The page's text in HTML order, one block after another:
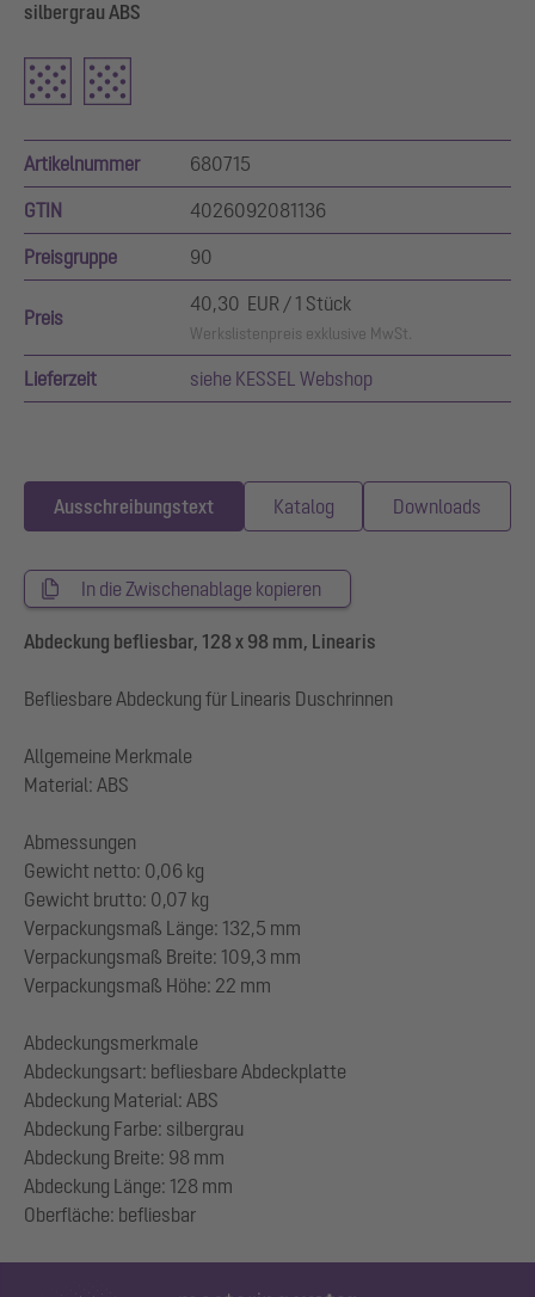
silbergrau ABS
Artikelnummer 680715
GTIN 4026092081136
Preisgruppe 90
Preis
40,30 EUR / 1 Stück
Werkslistenpreis exklusive MwSt.
Lieferzeit siehe KESSEL Webshop
Ausschreibungstext Katalog Downloads
In die Zwischenablage kopieren
Abdeckung befliesbar, 128 x 98 mm, Linearis
Befliesbare Abdeckung für Linearis Duschrinnen
Allgemeine Merkmale
Material: ABS
Abmessungen
Gewicht netto: 0,06 kg
Gewicht brutto: 0,07 kg
Verpackungsmaß Länge: 132,5 mm
Verpackungsmaß Breite: 109,3 mm
Verpackungsmaß Höhe: 22 mm
Abdeckungsmerkmale
Abdeckungsart: befliesbare Abdeckplatte
Abdeckung Material: ABS
Abdeckung Farbe: silbergrau
Abdeckung Breite: 98 mm
Abdeckung Länge: 128 mm